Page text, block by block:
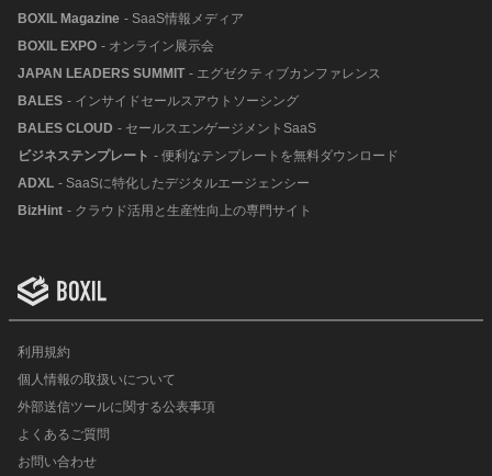
BOXIL Magazine - SaaS情報メディア
BOXIL EXPO - オンライン展示会
JAPAN LEADERS SUMMIT - エグゼクティブカンファレンス
BALES - インサイドセールスアウトソーシング
BALES CLOUD - セールスエンゲージメントSaaS
ビジネステンプレート - 便利なテンプレートを無料ダウンロード
ADXL - SaaSに特化したデジタルエージェンシー
BizHint - クラウド活用と生産性向上の専門サイト
利用規約
個人情報の取扱いについて
外部送信ツールに関する公表事項
よくあるご質問
お問い合わせ